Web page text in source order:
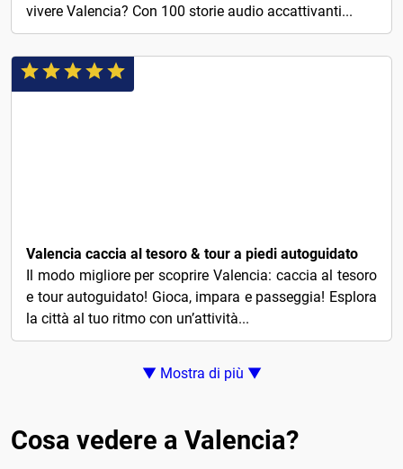
vivere Valencia? Con 100 storie audio accattivanti...
Valencia caccia al tesoro & tour a piedi autoguidato
Il modo migliore per scoprire Valencia: caccia al tesoro
e tour autoguidato! Gioca, impara e passeggia! Esplora
la città al tuo ritmo con un’attività...
▼ Mostra di più ▼
Cosa vedere a Valencia?